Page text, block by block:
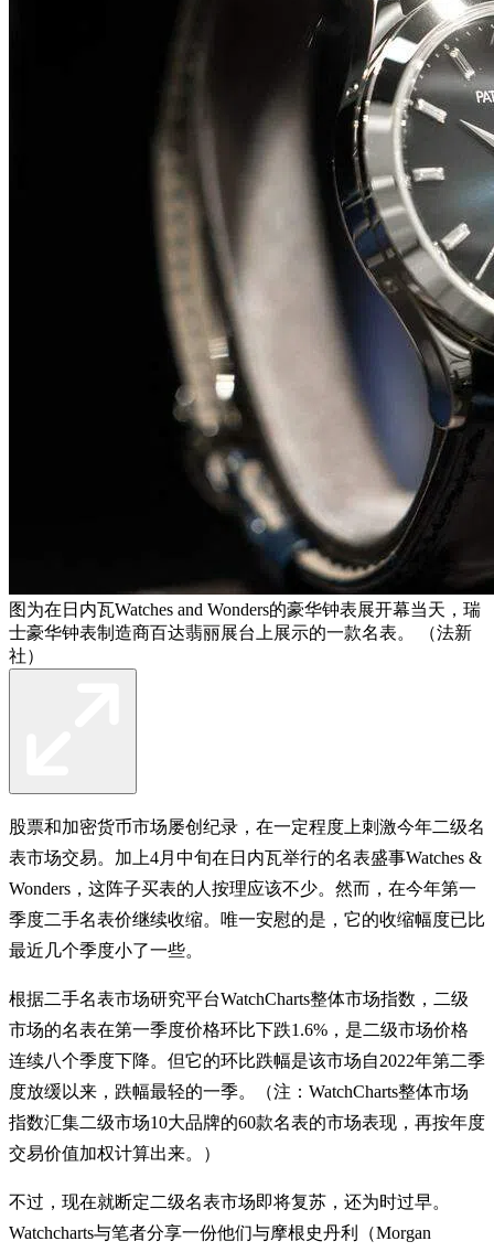
图为在日内瓦Watches and Wonders的豪华钟表展开幕当天，瑞
士豪华钟表制造商百达翡丽展台上展示的一款名表。 （法新
社）
股票和加密货币市场屡创纪录，在一定程度上刺激今年二级名
表市场交易。加上4月中旬在日内瓦举行的名表盛事Watches &
Wonders，这阵子买表的人按理应该不少。然而，在今年第一
季度二手名表价继续收缩。唯一安慰的是，它的收缩幅度已比
最近几个季度小了一些。
根据二手名表市场研究平台WatchCharts整体市场指数，二级
市场的名表在第一季度价格环比下跌1.6%，是二级市场价格
连续八个季度下降。但它的环比跌幅是该市场自2022年第二季
度放缓以来，跌幅最轻的一季。（注：WatchCharts整体市场
指数汇集二级市场10大品牌的60款名表的市场表现，再按年度
交易价值加权计算出来。）
不过，现在就断定二级名表市场即将复苏，还为时过早。
Watchcharts与笔者分享一份他们与摩根史丹利（Morgan